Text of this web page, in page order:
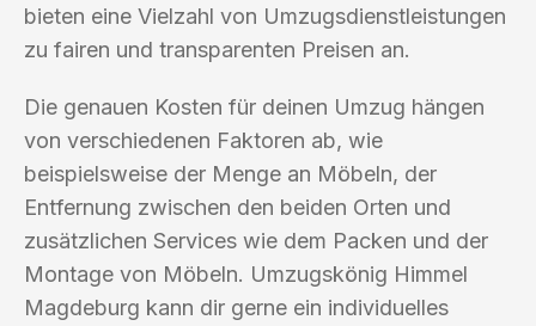
bieten eine Vielzahl von Umzugsdienstleistungen
zu fairen und transparenten Preisen an.
Die genauen Kosten für deinen Umzug hängen
von verschiedenen Faktoren ab, wie
beispielsweise der Menge an Möbeln, der
Entfernung zwischen den beiden Orten und
zusätzlichen Services wie dem Packen und der
Montage von Möbeln. Umzugskönig Himmel
Magdeburg kann dir gerne ein individuelles